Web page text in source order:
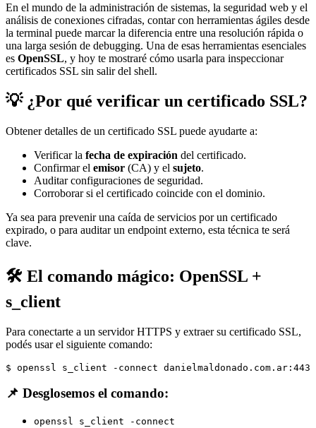
En el mundo de la administración de sistemas, la seguridad web y el
análisis de conexiones cifradas, contar con herramientas ágiles desde
la terminal puede marcar la diferencia entre una resolución rápida o
una larga sesión de debugging. Una de esas herramientas esenciales
es OpenSSL, y hoy te mostraré cómo usarla para inspeccionar
certificados SSL sin salir del shell.
💡 ¿Por qué verificar un certificado SSL?
Obtener detalles de un certificado SSL puede ayudarte a:
Verificar la fecha de expiración del certificado.
Confirmar el emisor (CA) y el sujeto.
Auditar configuraciones de seguridad.
Corroborar si el certificado coincide con el dominio.
Ya sea para prevenir una caída de servicios por un certificado
expirado, o para auditar un endpoint externo, esta técnica te será
clave.
🛠 El comando mágico: OpenSSL +
s_client
Para conectarte a un servidor HTTPS y extraer su certificado SSL,
podés usar el siguiente comando:
$ openssl s_client -connect
📌 Desglosemos el comando:
openssl s_client -connect